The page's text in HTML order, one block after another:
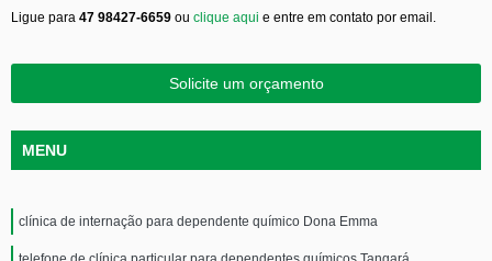
Ligue para 47 98427-6659 ou clique aqui e entre em contato por email.
Solicite um orçamento
MENU
clínica de internação para dependente químico Dona Emma